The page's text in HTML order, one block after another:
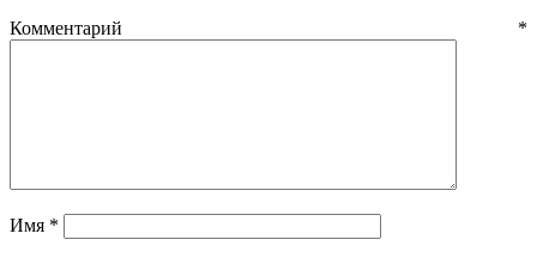
Комментарий *
Имя *